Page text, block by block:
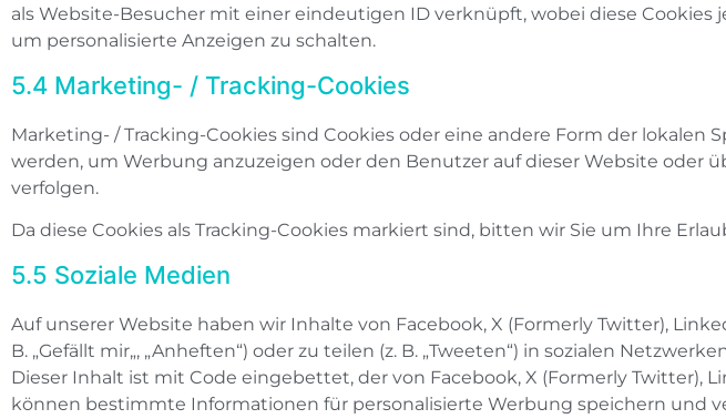
als Website-Besucher mit einer eindeutigen ID verknüpft, wobei diese
um personalisierte Anzeigen zu schalten.
5.4 Marketing- / Tracking-Cookies
Marketing- / Tracking-Cookies sind Cookies oder eine andere Form der
werden, um Werbung anzuzeigen oder den Benutzer auf dieser Website oder
verfolgen.
Da diese Cookies als Tracking-Cookies markiert sind, bitten wir Sie um Ihre
5.5 Soziale Medien
Auf unserer Website haben wir Inhalte von Facebook, X (Formerly Twitter),
B. „Gefällt mir„, „Anheften“) oder zu teilen (z. B. „Tweeten“) in sozialen
Dieser Inhalt ist mit Code eingebettet, der von Facebook, X (Formerly
können bestimmte Informationen für personalisierte Werbung speichern und